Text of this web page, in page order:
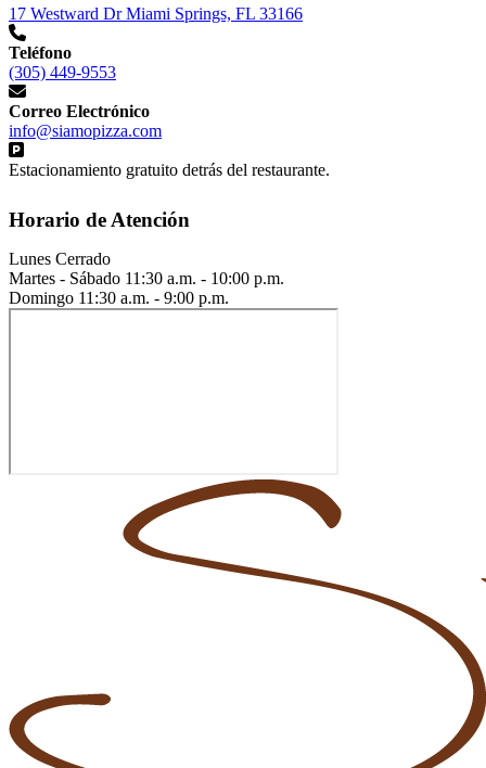
17 Westward Dr Miami Springs, FL 33166
Teléfono
(305) 449-9553
Correo Electrónico
info@siamopizza.com
Estacionamiento gratuito detrás del restaurante.
Horario de Atención
Lunes Cerrado
Martes - Sábado 11:30 a.m. - 10:00 p.m.
Domingo 11:30 a.m. - 9:00 p.m.